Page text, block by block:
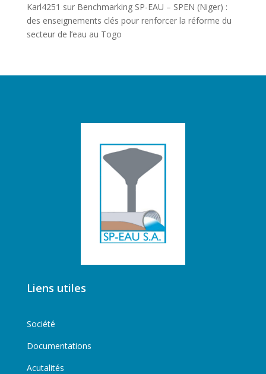
Karl4251 sur Benchmarking SP-EAU – SPEN (Niger) :
des enseignements clés pour renforcer la réforme du
secteur de l’eau au Togo
Liens utiles
Société
Documentations
Acutalités